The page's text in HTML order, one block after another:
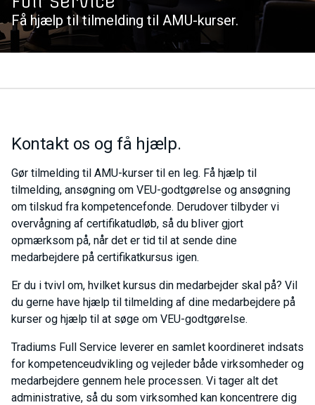
Få hjælp til tilmelding til AMU-kurser.
Kontakt os og få hjælp.
Gør tilmelding til AMU-kurser til en leg. Få hjælp til
tilmelding, ansøgning om VEU-godtgørelse og ansøgning
om tilskud fra kompetencefonde. Derudover tilbyder vi
overvågning af certifikatudløb, så du bliver gjort
opmærksom på, når det er tid til at sende dine
medarbejdere på certifikatkursus igen.
Er du i tvivl om, hvilket kursus din medarbejder skal på? Vil
du gerne have hjælp til tilmelding af dine medarbejdere på
kurser og hjælp til at søge om VEU-godtgørelse.
Tradiums Full Service leverer en samlet koordineret indsats
for kompetenceudvikling og vejleder både virksomheder og
medarbejdere gennem hele processen. Vi tager alt det
administrative, så du som virksomhed kan koncentrere dig